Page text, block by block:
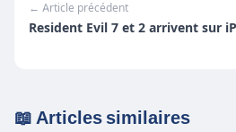
← Article précédent
Resident Evil 7 et 2 arrivent sur
📖 Articles similaires